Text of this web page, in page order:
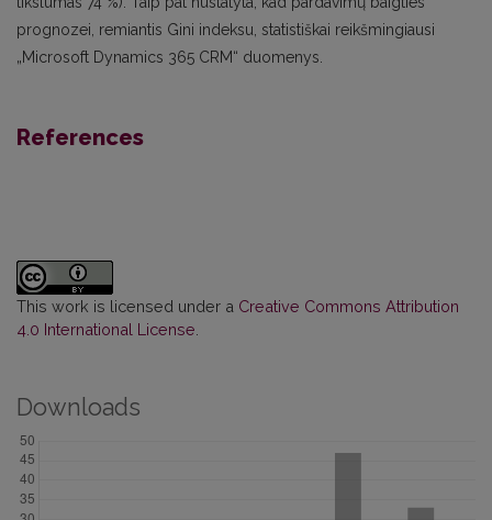
prognozei, remiantis Gini indeksu, statistiškai reikšmingiausi
„Microsoft Dynamics 365 CRM“ duomenys.
References
This work is licensed under a Creative Commons Attribution
4.0 International License.
Downloads